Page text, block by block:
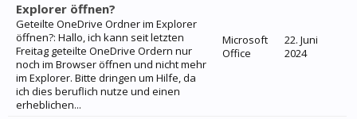
Explorer öffnen?
Geteilte OneDrive Ordner im Explorer
öffnen?: Hallo, ich kann seit letzten
Freitag geteilte OneDrive Ordern nur
noch im Browser öffnen und nicht mehr
im Explorer. Bitte dringen um Hilfe, da
ich dies beruflich nutze und einen
erheblichen...
Microsoft
Office
22. Juni
2024